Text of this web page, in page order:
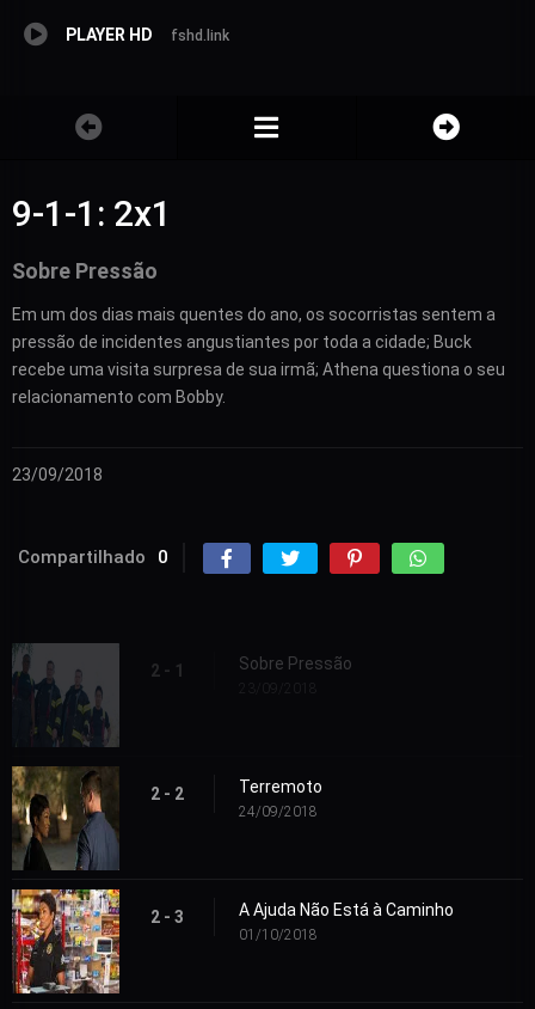
PLAYER HD fshd.link
9-1-1: 2x1
Sobre Pressão
Em um dos dias mais quentes do ano, os socorristas sentem a
pressão de incidentes angustiantes por toda a cidade; Buck
recebe uma visita surpresa de sua irmã; Athena questiona o seu
relacionamento com Bobby.
23/09/2018
Compartilhado 0
2 - 1 Sobre Pressão
2 - 2 Terremoto
24/09/2018
2 - 3 A Ajuda Não Está à Caminho
01/10/2018